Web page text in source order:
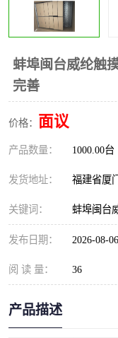
蚌埠闽台威纶触
完善
价格： 面议
产品数量： 1000.00台
发货地址： 福建省厦
关键词： 蚌埠闽台
发布日期： 2026-08-06
阅 读 量： 36
产品描述